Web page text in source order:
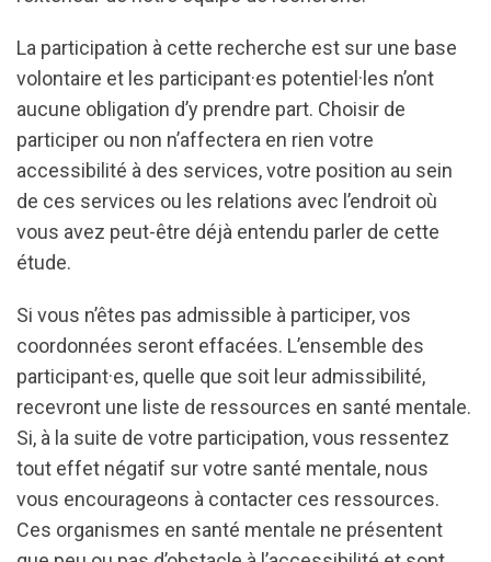
La participation à cette recherche est sur une base
volontaire et les participant·es potentiel·les n’ont
aucune obligation d’y prendre part. Choisir de
participer ou non n’affectera en rien votre
accessibilité à des services, votre position au sein
de ces services ou les relations avec l’endroit où
vous avez peut-être déjà entendu parler de cette
étude.
Si vous n’êtes pas admissible à participer, vos
coordonnées seront effacées. L’ensemble des
participant·es, quelle que soit leur admissibilité,
recevront une liste de ressources en santé mentale.
Si, à la suite de votre participation, vous ressentez
tout effet négatif sur votre santé mentale, nous
vous encourageons à contacter ces ressources.
Ces organismes en santé mentale ne présentent